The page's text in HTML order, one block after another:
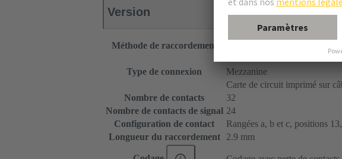
Version
Méthode de raccordement
Type de connexion
Mezzanine
Carte de circuit imprimé sur
Nombre de contacts
32
Nombre de contacts de signal 24
Configuration de contact
Rangées a, b et c, positions
Longueur du raccordement
2.9 mm